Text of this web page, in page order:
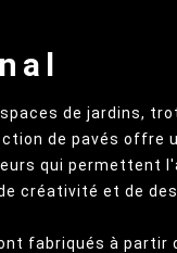
de jardins,
de pavés offre
qui permettent
créativité et de
fabriqués à partir